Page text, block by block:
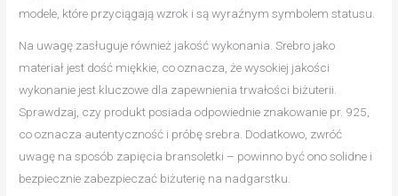
modele, które przyciągają wzrok i są wyraźnym symbolem statusu.
Na uwagę zasługuje również jakość wykonania. Srebro jako
materiał jest dość miękkie, co oznacza, że wysokiej jakości
wykonanie jest kluczowe dla zapewnienia trwałości biżuterii.
Sprawdzaj, czy produkt posiada odpowiednie znakowanie pr. 925,
co oznacza autentyczność i próbę srebra. Dodatkowo, zwróć
uwagę na sposób zapięcia bransoletki – powinno być ono solidne i
bezpiecznie zabezpieczać biżuterię na nadgarstku.